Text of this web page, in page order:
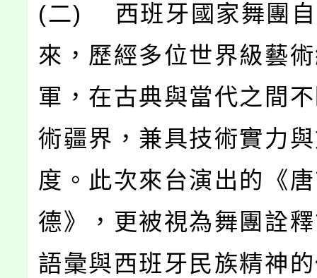
(二) 西班牙國家舞團自
來，歷經多位世界級藝
軍，在古典與當代之間
術疆界，兼具技術實力
度。此次來台演出的《
德》，更被視為舞團詮
語彙與西班牙民族精神